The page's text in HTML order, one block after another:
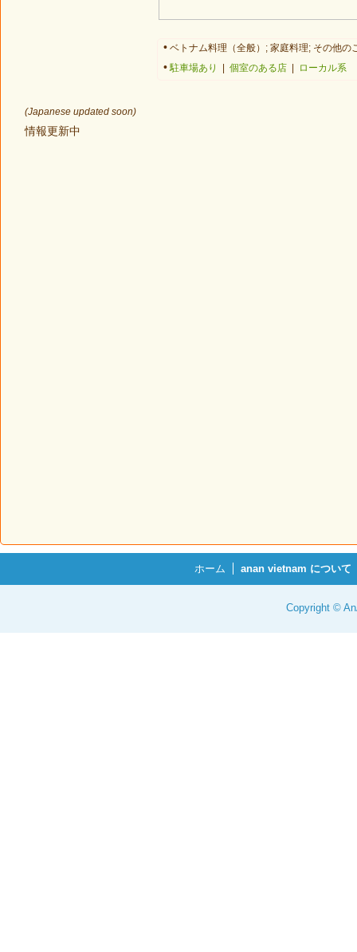
• ベトナム料理（全般）; 家庭料理; その他
• 駐車場あり 個室のある店 ローカル系
(Japanese updated soon)
情報更新中
ホーム anan vietnam について
Copyright ©